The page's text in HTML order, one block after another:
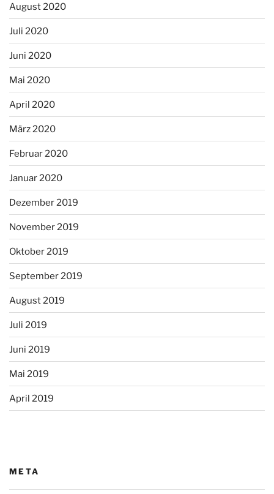
August 2020
Juli 2020
Juni 2020
Mai 2020
April 2020
März 2020
Februar 2020
Januar 2020
Dezember 2019
November 2019
Oktober 2019
September 2019
August 2019
Juli 2019
Juni 2019
Mai 2019
April 2019
META